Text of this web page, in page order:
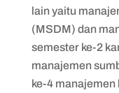
lain yaitu
(MSDM) dan
semester ke-2
manajemen
ke-4 manajemen